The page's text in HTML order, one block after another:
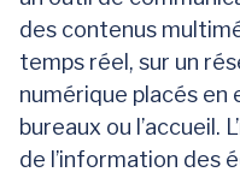
des contenus
temps réel, sur un
numérique placés en
bureaux ou l’accueil.
de l’information des